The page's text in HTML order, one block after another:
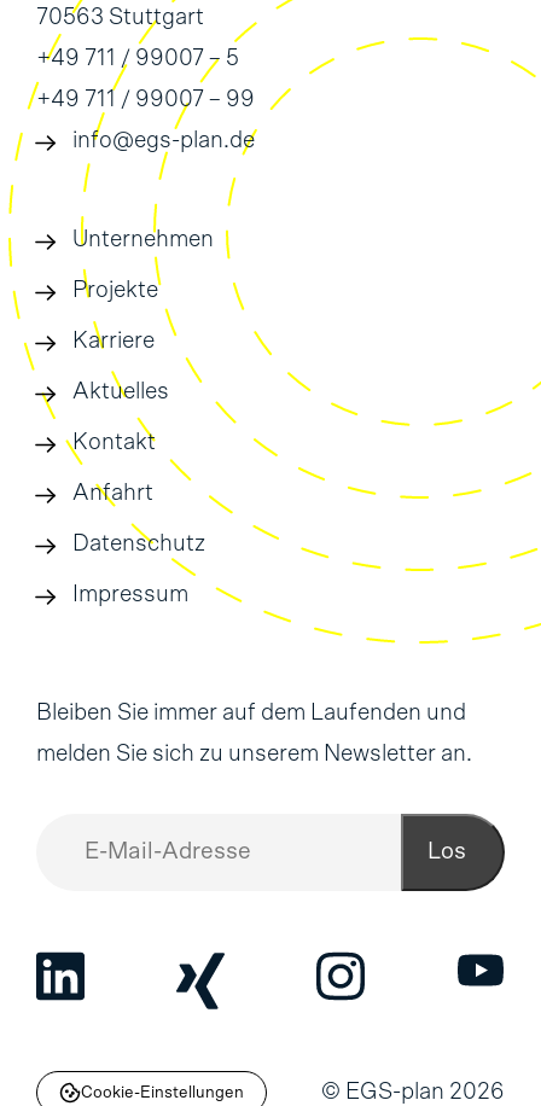
70563 Stuttgart
+49 711 / 99007 – 5
+49 711 / 99007 – 99
info@egs-plan.de
Unternehmen
Projekte
Karriere
Aktuelles
Kontakt
Anfahrt
Datenschutz
Impressum
Bleiben Sie immer auf dem Laufenden und
melden Sie sich zu unserem Newsletter an.
Los
Cookie-Einstellungen © EGS-plan 2026